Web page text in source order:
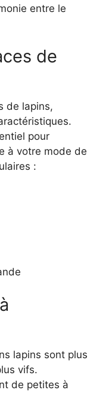
entre le
de
de lapins,
pour
à votre mode de
:
lapins sont plus
vifs.
de petites à